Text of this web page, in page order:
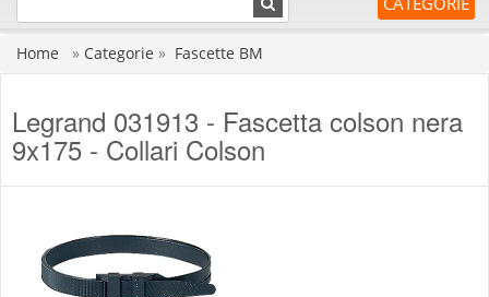
Home » Categorie » Fascette BM
Legrand 031913 - Fascetta colson nera
9x175 - Collari Colson